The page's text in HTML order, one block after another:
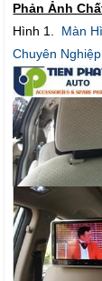
Phản Ảnh
Hình 1. Màn
Chuyên Nghiệp